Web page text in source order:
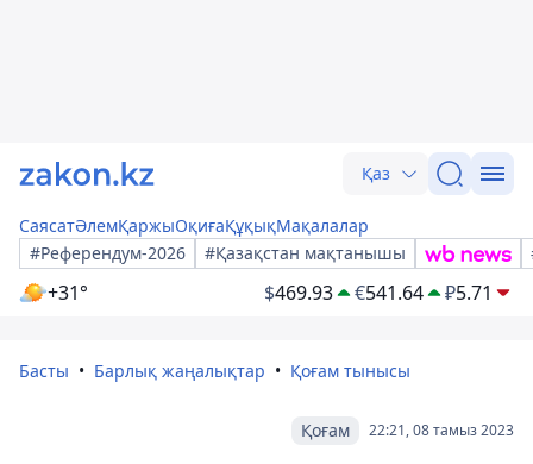
Қаз
СаясатӘлемҚаржыОқиғаҚұқықМақалалар
#Референдум-2026
#Қазақстан мақтанышы
+31° $469.93 €541.64 ₽5.71
Басты Барлық жаңалықтар Қоғам тынысы
22:21, 08 тамыз 2023
Қоғам